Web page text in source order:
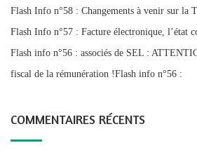
Flash Info n°58 : Changements à venir sur la
Flash Info n°57 : Facture électronique, l’état
Flash info n°56 : associés de SEL :
fiscal de la rémunération !Flash info n°56 :
COMMENTAIRES RÉCENTS